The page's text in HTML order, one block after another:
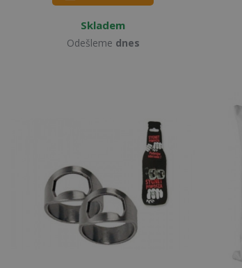
Skladem
Odešleme dnes